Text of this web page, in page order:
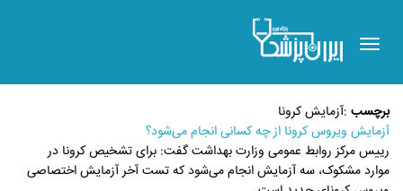
Toggle
navigation
برچسب :آزمایش کرونا
آزمایش ویروس کرونا از چه کسانی انجام می‌شود؟
رییس مرکز روابط عمومی وزارت بهداشت گفت: برای تشخیص کرونا در
موارد مشکوک، سه آزمایش انجام می‌شود که تست آخر آزمایش اختصاصی